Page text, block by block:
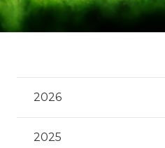
2026
2025